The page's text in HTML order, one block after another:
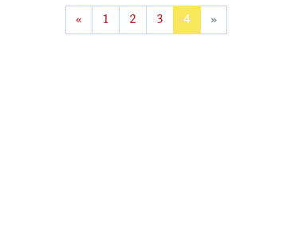
« 1 2 3 4 »